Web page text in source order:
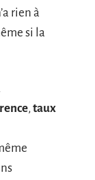
rien à
si la
, taux